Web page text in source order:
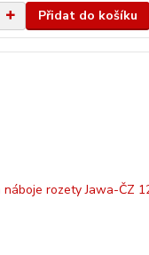
Přidat do košíku